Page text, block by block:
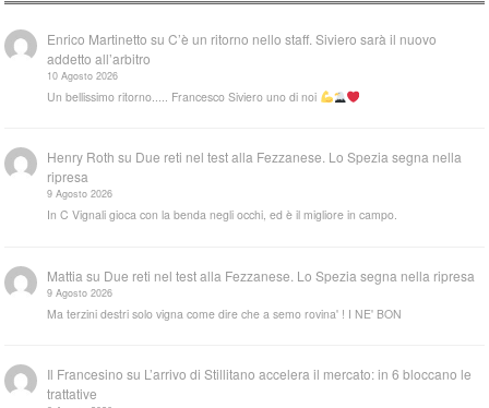
Enrico Martinetto suC’è un ritorno nello staff. Siviero sarà il nuovo
addetto all’arbitro
10 Agosto 2026
Un bellissimo ritorno..... Francesco Siviero uno di noi
Henry Roth su Due reti nel test alla Fezzanese. Lo Spezia segna nella
ripresa
9 Agosto 2026
In C Vignali gioca con la benda negli occhi, ed è il migliore in campo.
Mattia su Due reti nel test alla Fezzanese. Lo Spezia segna nella ripresa
9 Agosto 2026
Ma terzini destri solo vigna come dire che a semo rovina' ! I NE' BON
Il Francesino su L’arrivo di Stillitano accelera il mercato: in 6 bloccano le
trattative